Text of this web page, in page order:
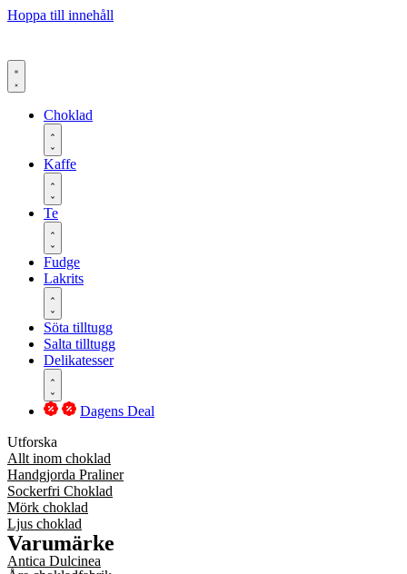
Hoppa till innehåll
Choklad
Kaffe
Te
Fudge
Lakrits
Söta tilltugg
Salta tilltugg
Delikatesser
Dagens Deal
Utforska
Allt inom choklad
Handgjorda Praliner
Sockerfri Choklad
Mörk choklad
Ljus choklad
Varumärke
Antica Dulcinea